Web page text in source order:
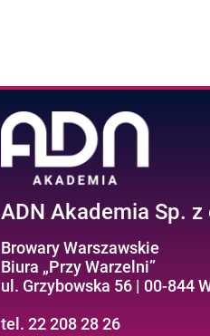
ADN Akademia Sp. z
Browary Warszawskie
Biura „Przy Warzelni”
ul. Grzybowska 56 | 00-844
tel. 22 208 28 26